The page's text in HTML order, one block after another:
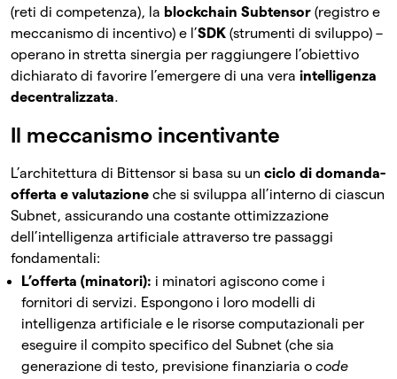
(reti di competenza), la blockchain Subtensor (registro e
meccanismo di incentivo) e l’SDK (strumenti di sviluppo) –
operano in stretta sinergia per raggiungere l’obiettivo
dichiarato di favorire l’emergere di una vera intelligenza
decentralizzata.
Il meccanismo incentivante
L’architettura di Bittensor si basa su un ciclo di domanda-
offerta e valutazione che si sviluppa all’interno di ciascun
Subnet, assicurando una costante ottimizzazione
dell’intelligenza artificiale attraverso tre passaggi
fondamentali:
L’offerta (minatori): i minatori agiscono come i
fornitori di servizi. Espongono i loro modelli di
intelligenza artificiale e le risorse computazionali per
eseguire il compito specifico del Subnet (che sia
generazione di testo, previsione finanziaria o code